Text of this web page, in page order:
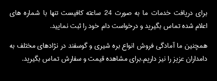
برای دریافت خدمات ما به صورت 24 ساعته کافیست تنها با شماره های
اعلام شده تماس بگیرید و درخواست دام خود را ثبت نمایید.
همچنین ما آمادگی فروش انواع بره شیری و گوسفند در نژادهای مختلف به
دامداران عزیز را نیز داریم.برای مشاهده قیمت و سفارش تماس بگیرید.